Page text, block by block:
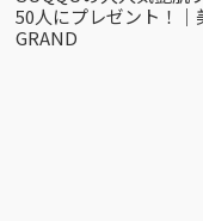
50人にプレゼント！｜
GRAND